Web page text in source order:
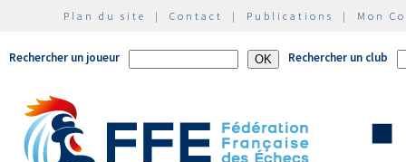
Plan du site | Contact | Publications | Mon
Rechercher un joueur Rechercher un club